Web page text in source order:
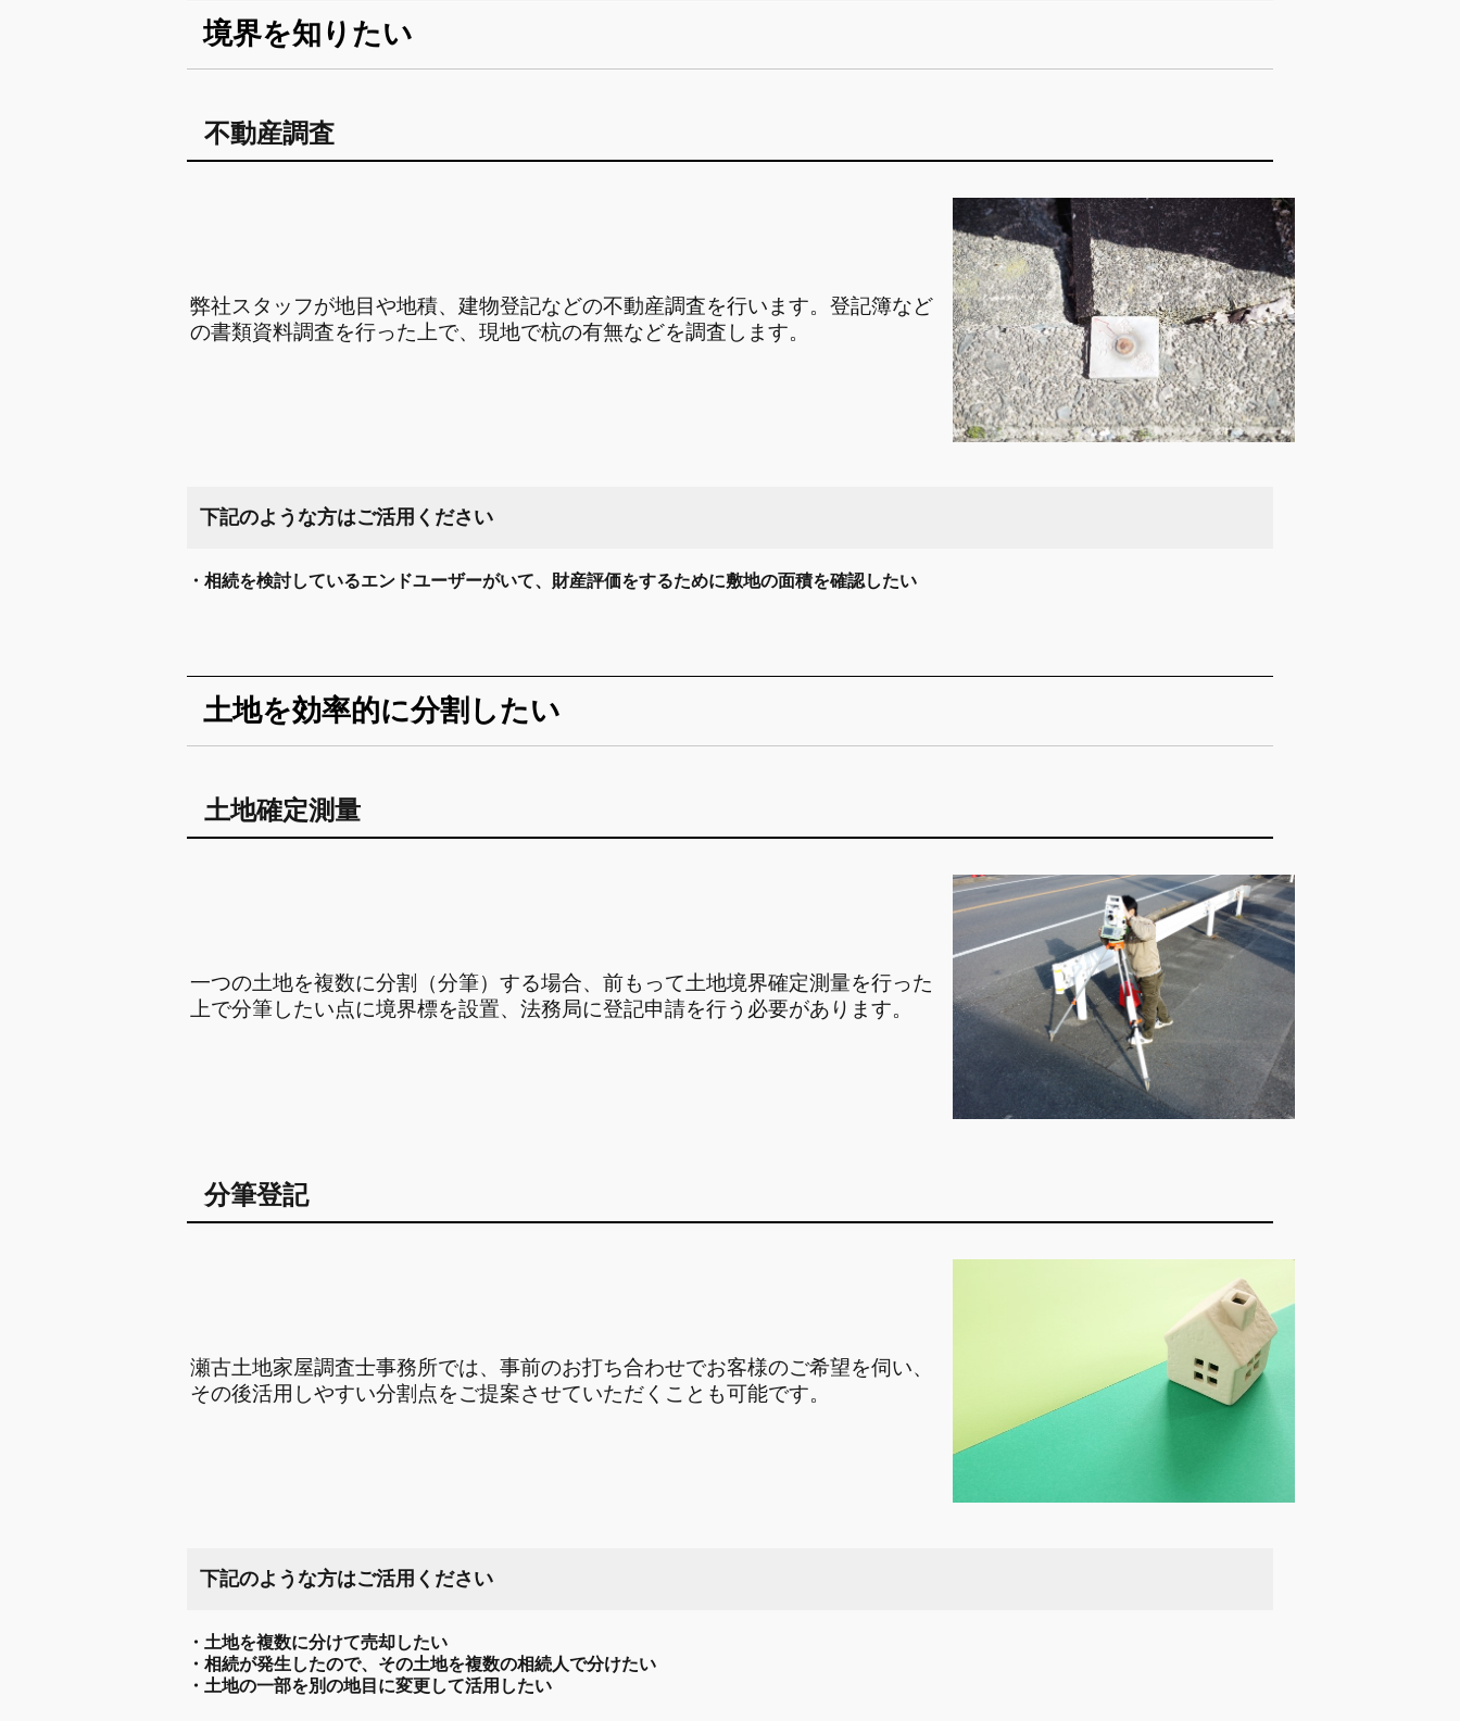
境界を知りたい
不動産調査
弊社スタッフが地目や地積、建物登記などの不動産調査を行います。登記簿など
の書類資料調査を行った上で、現地で杭の有無などを調査します。
下記のような方はご活用ください
・ 相続を検討しているエンドユーザーがいて、財産評価をするために敷地の面積を確認したい
土地を効率的に分割したい
土地確定測量
一つの土地を複数に分割（分筆）する場合、前もって土地境界確定測量を行った
上で分筆したい点に境界標を設置、法務局に登記申請を行う必要があります。
分筆登記
瀬古土地家屋調査士事務所では、事前のお打ち合わせでお客様のご希望を伺い、
その後活用しやすい分割点をご提案させていただくことも可能です。
下記のような方はご活用ください
・ 土地を複数に分けて売却したい
・相続が発生したので、その土地を複数の相続人で分けたい
・土地の一部を別の地目に変更して活用したい